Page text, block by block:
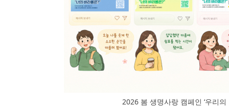
2026 봄 생명사랑 캠페인 ‘우리